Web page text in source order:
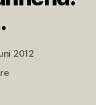
2012
zu